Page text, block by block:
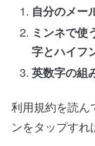
自分のメー
ミンネで使
字とハイフ
英数字の組
利用規約を読ん
ンをタップすれ